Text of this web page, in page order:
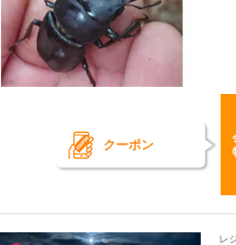
クーポン
レ